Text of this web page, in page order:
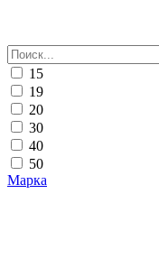
15
19
20
30
40
50
Марка